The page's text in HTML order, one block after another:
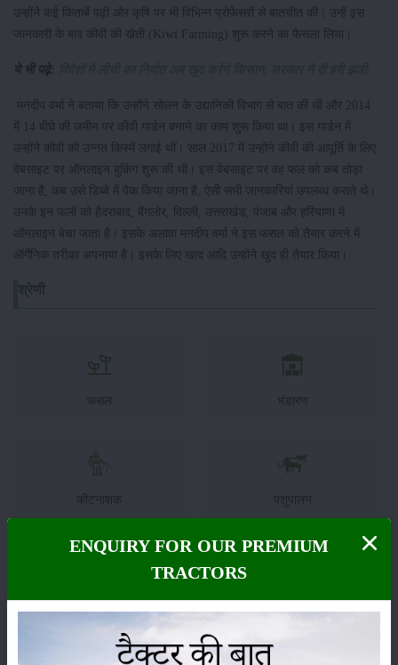
उन्होंने कई किताबें पढ़ी और कृषि पर भी विभिन्न प्रोफेसरों से बातचीत की। उन्हें इस
जानकारी के बाद कीवी की खेती (Kiwi Farming) शुरू करने का फैसला लिया।
ये भी पढ़े: विदेशों में लीची का निर्यात अब खुद करेंगे किसान, सरकार ने दी हरी झंडी
मनदीप वर्मा ने बताया कि उन्होंने सोलन के उद्यानिकी विभाग से बात की थी और 2014
में 14 बीघे की जमीन पर कीवी गार्डन बनाने का काम शुरू किया था। इस गार्डन में
उन्होंने कीवी की उन्नत किस्में लगाई थीं। साल 2017 में उन्होंने कीवी की आपूर्ति के लिए
वेबसाइट पर ऑनलाइन बुकिंग शुरू की थी। इस वेबसाइट पर वह फल को कब तोड़ा
जाना है, कब उसे डिब्बे में पैक किया जाना है, ऐसी सभी जानकारियां उपलब्ध कराते थे।
उनके इन फलों को हैदराबाद, बैंगलोर, दिल्ली, उत्तराखंड, पंजाब और हरियाणा में
ऑनलाइन बेचा जाता है। इसके अलावा मनदीप वर्मा ने इस फसल को तैयार करने में
ऑर्गेनिक तरीका अपनाया है। इसके लिए खाद आदि उन्होंने खुद ही तैयार किया।
फसल भंडारण
कीटनाशक पशुपालन
कृषि यंत्र समाचार
ENQUIRY FOR OUR PREMIUM
TRACTORS